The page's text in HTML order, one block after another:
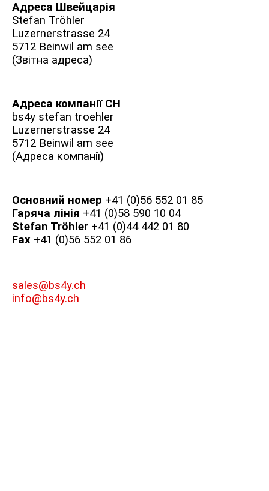
Адреса Швейцарія
Stefan Tröhler
Luzernerstrasse 24
5712 Beinwil am see
(Звітна адреса)
Адреса компанії CH
bs4y stefan troehler
Luzernerstrasse 24
5712 Beinwil am see
(Адреса компанії)
Основний номер +41 (0)56 552 01 85
Гаряча лінія +41 (0)58 590 10 04
Stefan Tröhler +41 (0)44 442 01 80
Fax +41 (0)56 552 01 86
sales@bs4y.ch
info@bs4y.ch